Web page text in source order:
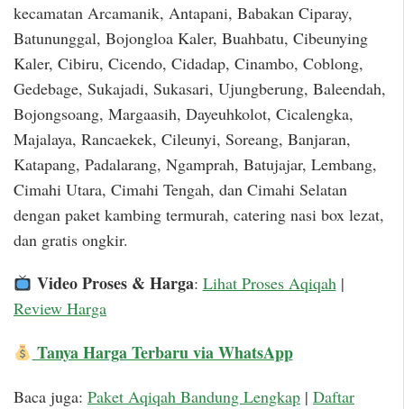
kecamatan Arcamanik, Antapani, Babakan Ciparay,
Batununggal, Bojongloa Kaler, Buahbatu, Cibeunying
Kaler, Cibiru, Cicendo, Cidadap, Cinambo, Coblong,
Gedebage, Sukajadi, Sukasari, Ujungberung, Baleendah,
Bojongsoang, Margaasih, Dayeuhkolot, Cicalengka,
Majalaya, Rancaekek, Cileunyi, Soreang, Banjaran,
Katapang, Padalarang, Ngamprah, Batujajar, Lembang,
Cimahi Utara, Cimahi Tengah, dan Cimahi Selatan
dengan paket kambing termurah, catering nasi box lezat,
dan gratis ongkir.
Video Proses & Harga: Lihat Proses Aqiqah|
Review Harga
Tanya Harga Terbaru via WhatsApp
Baca juga: Paket Aqiqah Bandung Lengkap | Daftar